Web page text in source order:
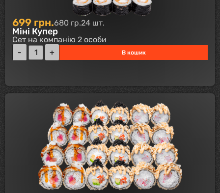
699 грн.680 гр.24 шт.
Міні Купер
Сет на компанію 2 особи
В кошик